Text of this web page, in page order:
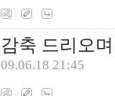
감축 드리오
09.06.18 21:45